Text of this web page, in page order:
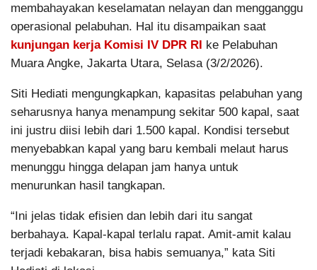
membahayakan keselamatan nelayan dan mengganggu
operasional pelabuhan. Hal itu disampaikan saat
kunjungan kerja Komisi IV DPR RI ke Pelabuhan
Muara Angke, Jakarta Utara, Selasa (3/2/2026).
Siti Hediati mengungkapkan, kapasitas pelabuhan yang
seharusnya hanya menampung sekitar 500 kapal, saat
ini justru diisi lebih dari 1.500 kapal. Kondisi tersebut
menyebabkan kapal yang baru kembali melaut harus
menunggu hingga delapan jam hanya untuk
menurunkan hasil tangkapan.
“Ini jelas tidak efisien dan lebih dari itu sangat
berbahaya. Kapal-kapal terlalu rapat. Amit-amit kalau
terjadi kebakaran, bisa habis semuanya,” kata Siti